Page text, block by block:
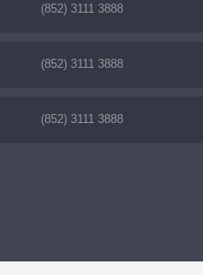
(852) 3111 3888
(852) 3111 3888
(852) 3111 3888